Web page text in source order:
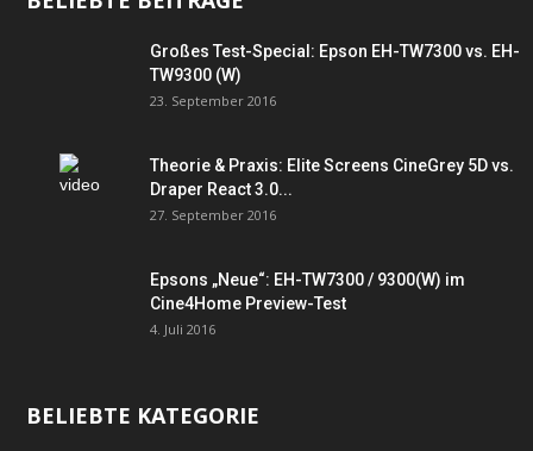
Großes Test-Special: Epson EH-TW7300 vs. EH-
TW9300 (W)
23. September 2016
Theorie & Praxis: Elite Screens CineGrey 5D vs.
Draper React 3.0...
27. September 2016
Epsons „Neue“: EH-TW7300 / 9300(W) im
Cine4Home Preview-Test
4. Juli 2016
BELIEBTE KATEGORIE